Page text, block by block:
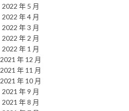
2022 年 5 月
2022 年 4 月
2022 年 3 月
2022 年 2 月
2022 年 1 月
2021 年 12 月
2021 年 11 月
2021 年 10 月
2021 年 9 月
2021 年 8 月